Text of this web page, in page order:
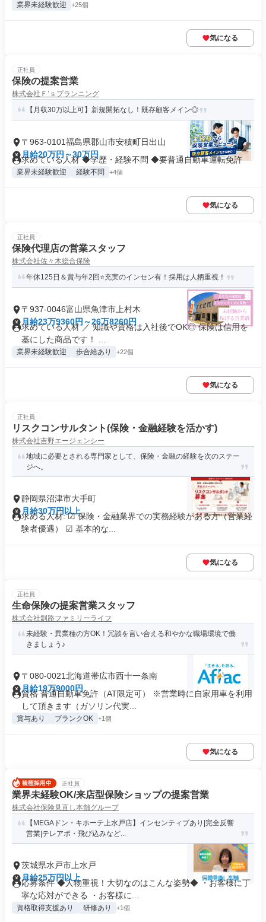
業界未経験歓迎 +25個
気になる
正社員
保険の提案営業
株式会社Ｆ’ｓプランニング
【月収30万以上可】新規開拓なし！既存顧客メイン◎
〒963-0101福島県郡山市安積町日出山
月給20万円～30万円
求めている人材 ◆学歴・経験不問 ◆要普通自動車運転免許
業界未経験歓迎 経験不問 +4個
気になる
正社員
保険代理店の営業スタッフ
株式会社佐々木総合保険
年休125日＆賞与年2回⭐充実のインセン有！採用は人柄重視！
〒937-0046富山県魚津市上村木
月給23万9360円～26万8260円
求めている人材 ／ 知識や資格は入社後でOK◎ 保険は信用を
基にした商品です！ ...
業界未経験歓迎 歩合給あり +22個
気になる
正社員
リスクコンサルタント(保険・金融経験を活かす)
株式会社吉野エージェンシー
地域に必要とされる専門家として、保険・金融の経験を次のステー
ジへ。
静岡県沼津市大手町
月給30万円以上
求める人材: ☑ 保険・金融業界での実務経験がある方（営業経
験者優遇） ☑ 基本的な...
気になる
正社員
生命保険の提案営業スタッフ
株式会社釧路ファミリーライフ
未経験・異業種の方OK！冗談を言い合える和やかな職場環境で働
きましょう♪
〒080-0021北海道帯広市西十一条南
月給19万9000円
資格 普通自動車免許（AT限定可） ※営業時に自家用車を利用
して頂きます（ガソリン代実...
賞与あり ブランクOK +1個
気になる
正社員
業界未経験OK/来店型保険ショップの提案営業
株式会社保険見直し本舗グループ
【MEGAドン・キホーテ上水戸店】インセンティブあり|完全反響
営業|テレアポ・飛び込みなど...
茨城県水戸市上水戸
月給25万円以上
応募条件 ◆人物重視！大切なのはこんな姿勢◆ ・お客様に丁
寧な応対ができる ・お客様に...
資格取得支援あり 研修あり +1個